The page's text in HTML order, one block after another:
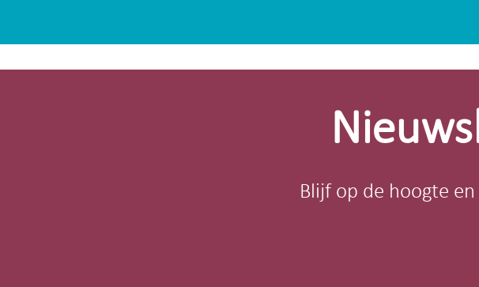
footer
Blijf op de hoogte